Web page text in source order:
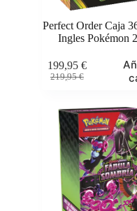
Perfect Order Caja
Ingles Pokémon
219,95€
El
era:
219,95 €.
199,95 €
El
es:
199,95 €.